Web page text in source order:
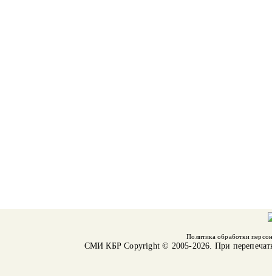
Политика обработки
СМИ КБРCopyright © 2005-2026. При